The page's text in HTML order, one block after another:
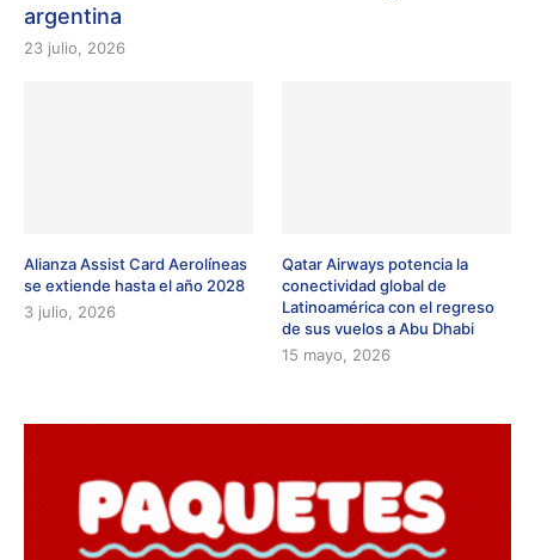
argentina
23 julio, 2026
Alianza Assist Card Aerolíneas
se extiende hasta el año 2028
3 julio, 2026
Qatar Airways potencia la
conectividad global de
Latinoamérica con el regreso
de sus vuelos a Abu Dhabi
15 mayo, 2026